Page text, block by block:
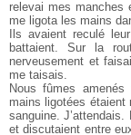
relevai mes manches
me ligota les mains
Ils avaient reculé
battaient. Sur la
nerveusement et
me taisais.
Nous fûmes
mains ligotées étaient
sanguine.
et discutaient entre